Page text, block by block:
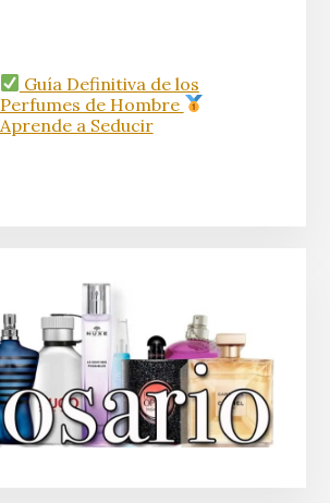
Guía Definitiva de los
Perfumes de Hombre
Aprende a Seducir